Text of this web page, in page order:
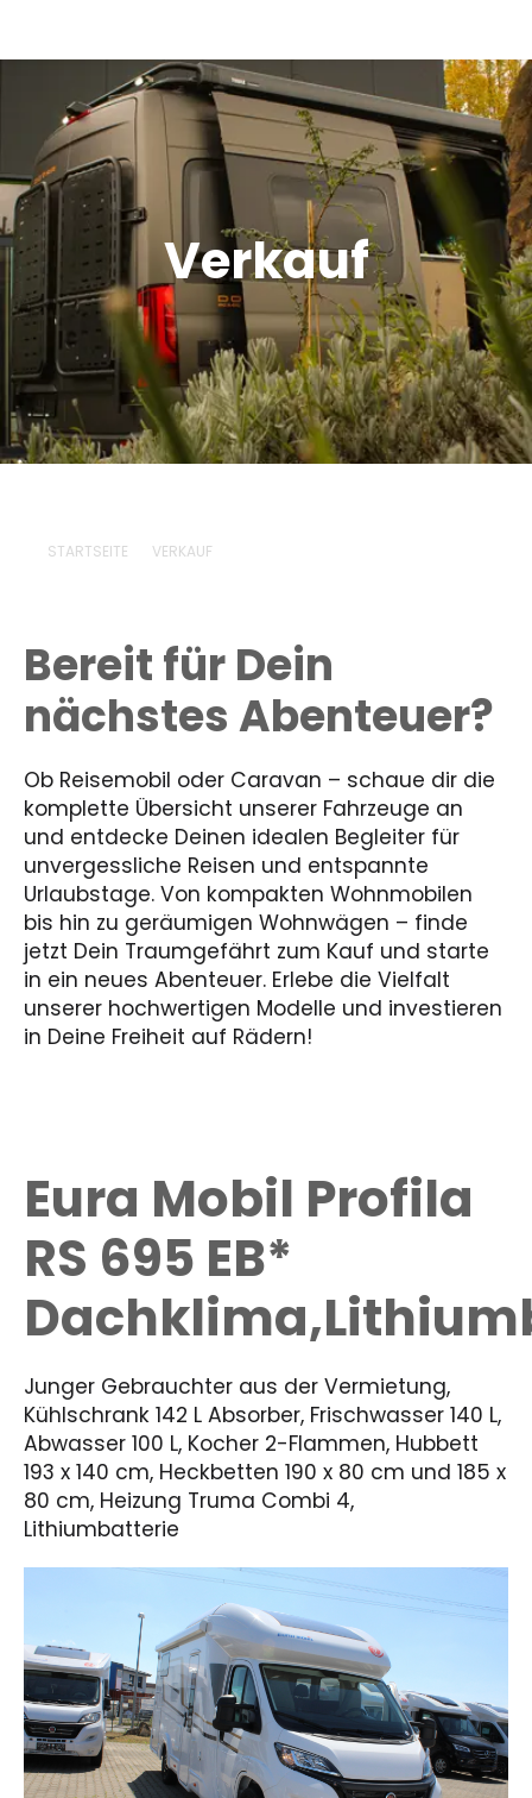
Verkauf
Offroad Area
Dometic Service Provider
Werkstatt
Über uns
Verkauf
STARTSEITE VERKAUF
Bereit für Dein
nächstes Abenteuer?
Ob Reisemobil oder Caravan – schaue dir die
komplette Übersicht unserer Fahrzeuge an
und entdecke Deinen idealen Begleiter für
unvergessliche Reisen und entspannte
Urlaubstage. Von kompakten Wohnmobilen
bis hin zu geräumigen Wohnwägen – finde
jetzt Dein Traumgefährt zum Kauf und starte
in ein neues Abenteuer. Erlebe die Vielfalt
unserer hochwertigen Modelle und investieren
in Deine Freiheit auf Rädern!
Eura Mobil Profila
RS 695 EB*
Junger Gebrauchter aus der Vermietung,
Kühlschrank 142 L Absorber, Frischwasser 140 L,
Abwasser 100 L, Kocher 2-Flammen, Hubbett
193 x 140 cm, Heckbetten 190 x 80 cm und 185 x
80 cm, Heizung Truma Combi 4,
Lithiumbatterie